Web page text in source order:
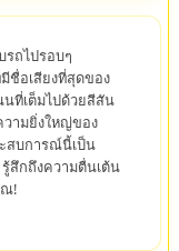
รถไปรอบๆ
ชื่อเสียงที่สุดของ
ที่เต็มไปด้วยสีสัน
ามยิ่งใหญ่ของ
สบการณ์นี้เป็น
รู้สึกถึงความตื่นเต้น
ณ!